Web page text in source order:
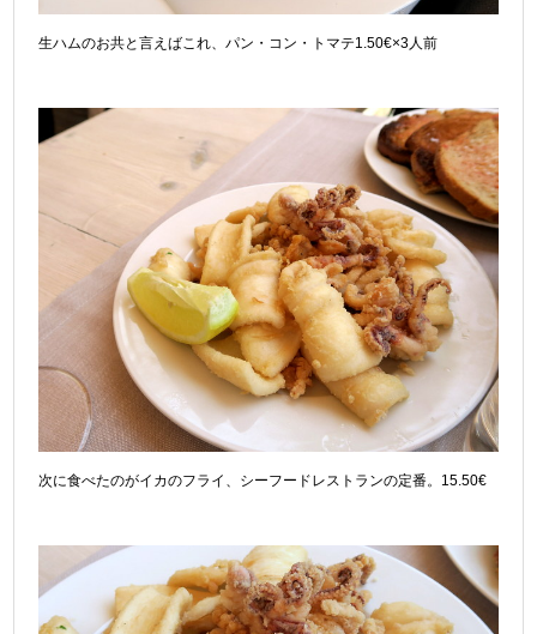
生ハムのお共と言えばこれ、パン・コン・トマテ1.50€×3人前
次に食べたのがイカのフライ、シーフードレストランの定番。15.50€